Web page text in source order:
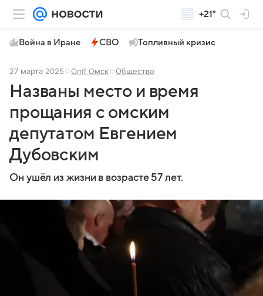
+21°
Война в Иране СВО Топливный кризис
27 марта 2025 Om1 Омск Общество
Названы место и время
прощания с омским
депутатом Евгением
Дубовским
Он ушёл из жизни в возрасте 57 лет.